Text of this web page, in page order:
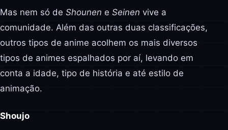
Mas nem só de Shounen e Seinen vive a
comunidade. Além das outras duas classificações,
outros tipos de anime acolhem os mais diversos
tipos de animes espalhados por aí, levando em
conta a idade, tipo de história e até estilo de
animação.
Shoujo